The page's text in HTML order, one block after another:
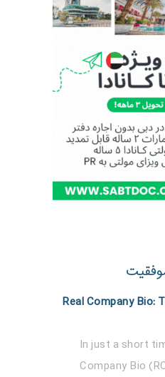
Real Company Bio:
In just a short
Company Bio